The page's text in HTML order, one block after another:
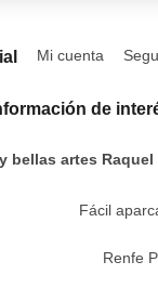
Mi cuenta
de
bellas artes Raquel
Fácil
Renfe